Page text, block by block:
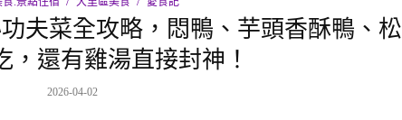
夫菜全攻略，悶鴨、芋頭香酥鴨、松
，還有雞湯直接封神！
2026-04-02